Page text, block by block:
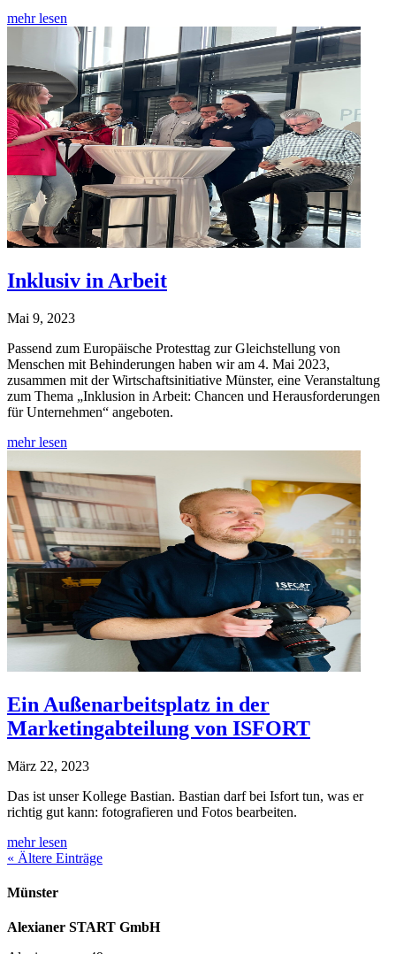
mehr lesen
Inklusiv in Arbeit
Mai 9, 2023
Passend zum Europäische Protesttag zur Gleichstellung von
Menschen mit Behinderungen haben wir am 4. Mai 2023,
zusammen mit der Wirtschaftsinitiative Münster, eine Veranstaltung
zum Thema „Inklusion in Arbeit: Chancen und Herausforderungen
für Unternehmen“ angeboten.
mehr lesen
Ein Außenarbeitsplatz in der
Marketingabteilung von ISFORT
März 22, 2023
Das ist unser Kollege Bastian. Bastian darf bei Isfort tun, was er
richtig gut kann: fotografieren und Fotos bearbeiten.
mehr lesen
« Ältere Einträge
Münster
Alexianer START GmbH